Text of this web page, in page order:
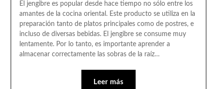
El jengibre es popular desde hace tiempo no sólo entre los
amantes de la cocina oriental. Este producto se utiliza en la
preparación tanto de platos principales como de postres, e
incluso de diversas bebidas. El jengibre se consume muy
lentamente. Por lo tanto, es importante aprender a
almacenar correctamente las sobras de la raíz…
Leer más